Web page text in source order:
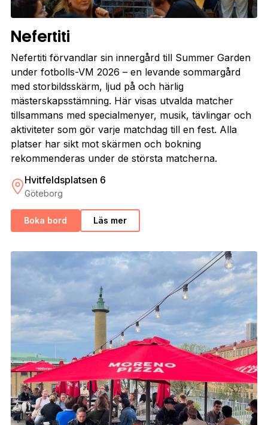
Nefertiti
Nefertiti förvandlar sin innergård till Summer Garden
under fotbolls-VM 2026 – en levande sommargård
med storbildsskärm, ljud på och härlig
mästerskapsstämning. Här visas utvalda matcher
tillsammans med specialmenyer, musik, tävlingar och
aktiviteter som gör varje matchdag till en fest. Alla
platser har sikt mot skärmen och bokning
rekommenderas under de största matcherna.
Hvitfeldsplatsen 6
Göteborg
Boka bord Läs mer